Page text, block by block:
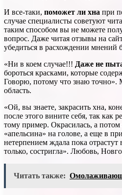
И все-таки, поможет ли хна при
случае специалисты советуют
таким способом вы не можете
вопрос. Даже читая отзывы на
убедиться в расхождении мнений
«Ни в коем случае!!! Даже не
бороться красками, которые
Говорю, потому что знаю точно».
область.
«Ой, вы знаете, закрасить хна,
после этого вините себя, так как
тому пример. Окрасилась, а потом
«апельсина» на голове, а еще в
нетерпением ждала пока
только, состригла». Любовь,
Читать также: